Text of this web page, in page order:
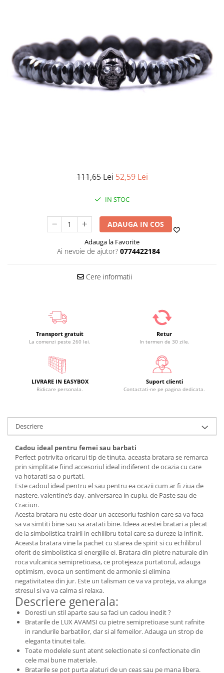
111,65 Lei 52,59 Lei
IN STOC
ADAUGA IN COS
Adauga la Favorite
Ai nevoie de ajutor? 0774422184
Cere informatii
Transport gratuit
La comenzi peste 260 lei.
Retur
In termen de 30 zile.
LIVRARE IN EASYBOX
Ridicare personala.
Suport clienti
Contactati-ne pe pagina dedicata.
Descriere
Cadou ideal pentru femei sau barbati
Perfect potrivita oricarui tip de tinuta, aceasta bratara se remarca
prin simplitate fiind accesoriul ideal indiferent de ocazia cu care
va hotarati sa o purtati.
Este cadoul ideal pentru el sau pentru ea ocazii cum ar fi ziua de
nastere, valentine’s day, aniversarea in cuplu, de Paste sau de
Craciun.
Acesta bratara nu este doar un accesoriu fashion care sa va faca
sa va simtiti bine sau sa aratati bine. Ideea acestei bratari a plecat
de la simbolistica trairii in echilibru total care sa dureze la infinit.
Aceasta bratara vine la pachet cu starea de spirit si cu echilibrul
oferit de simbolistica si energiile ei. Bratara din pietre naturale din
roca vulcanica semipretioasa, ce protejeaza purtatorul, adauga
optimism, evoca un sentiment de armonie si elimina
negativitatea din jur. Este un talisman ce va va proteja, va alunga
stresul si va va calma si relaxa.
Descriere generala:
Doresti un stil aparte sau sa faci un cadou inedit ?
Bratarile de LUX AVAMSI cu pietre semipretioase sunt rafnite
in randurile barbatilor, dar si al femeilor. Adauga un strop de
eleganta tinutei tale.
Toate modelele sunt atent selectionate si confectionate din
cele mai bune materiale.
Bratarile se pot purta alaturi de un ceas sau pe mana libera.